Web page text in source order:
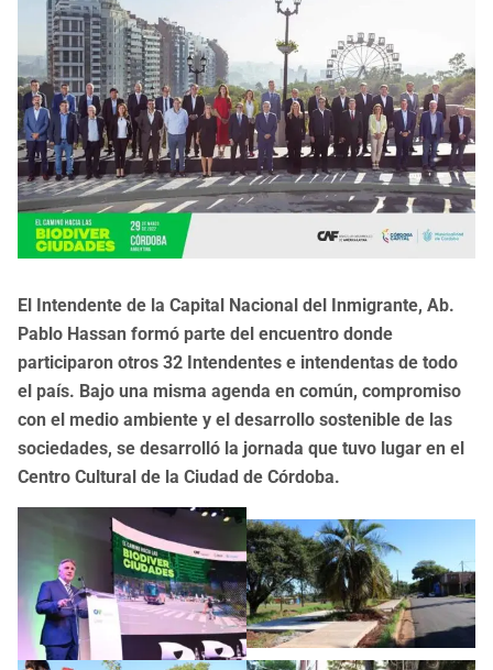
El Intendente de la Capital Nacional del Inmigrante, Ab.
Pablo Hassan formó parte del encuentro donde
participaron otros 32 Intendentes e intendentas de todo
el país. Bajo una misma agenda en común, compromiso
con el medio ambiente y el desarrollo sostenible de las
sociedades, se desarrolló la jornada que tuvo lugar en el
Centro Cultural de la Ciudad de Córdoba.